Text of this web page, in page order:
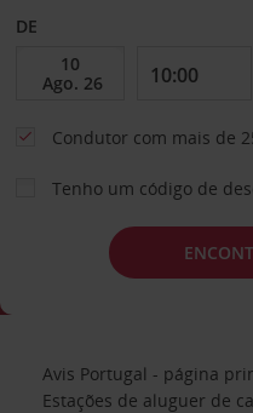
DE
Condutor com mais de
Tenho um código de
Avis Portugal - página
Estações de aluguer de